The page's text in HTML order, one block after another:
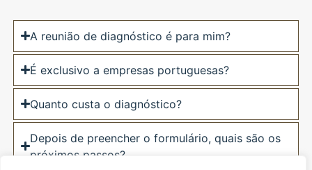
A reunião de diagnóstico é para mim?
É exclusivo a empresas portuguesas?
Quanto custa o diagnóstico?
Depois de preencher o formulário, quais são os
próximos passos?